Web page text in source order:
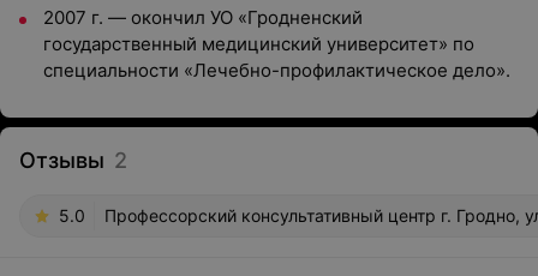
2007 г. — окончил УО «Гродненский
государственный медицинский университет» по
специальности «Лечебно-профилактическое дело».
Отзывы 2
5.0 Профессорский консультативный центр г. Гродно,